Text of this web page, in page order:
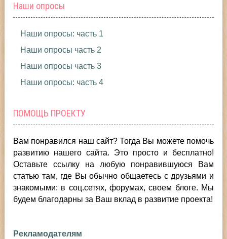
Наши опросы
Наши опросы: часть 1
Наши опросы часть 2
Наши опросы часть 3
Наши опросы: часть 4
ПОМОЩЬ ПРОЕКТУ
Вам понравился наш сайт? Тогда Вы можете помочь
развитию нашего сайта. Это просто и бесплатно!
Оставьте ссылку на любую понравившуюся Вам
статью там, где Вы обычно общаетесь с друзьями и
знакомыми: в соц.сетях, форумах, своем блоге. Мы
будем благодарны за Ваш вклад в развитие проекта!
Рекламодателям